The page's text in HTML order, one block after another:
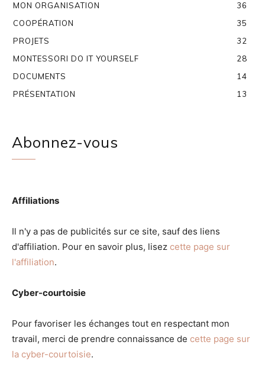
MON ORGANISATION
36
COOPÉRATION
35
PROJETS
32
MONTESSORI DO IT YOURSELF
28
DOCUMENTS
14
PRÉSENTATION
13
Abonnez-vous
Affiliations
Il n'y a pas de publicités sur ce site, sauf des liens
d'affiliation. Pour en savoir plus, lisez cette page sur
l'affiliation.
Cyber-courtoisie
Pour favoriser les échanges tout en respectant mon
travail, merci de prendre connaissance de cette page sur
la cyber-courtoisie.